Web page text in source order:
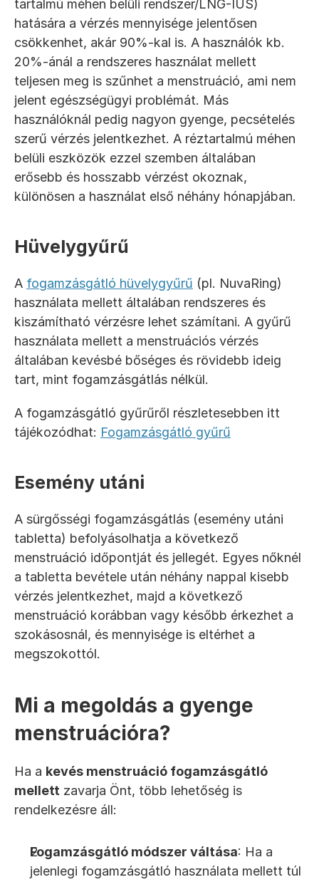
tartalmú méhen belüli rendszer/LNG-IUS)
hatására a vérzés mennyisége jelentősen
csökkenhet, akár 90%-kal is. A használók kb.
20%-ánál a rendszeres használat mellett
teljesen meg is szűnhet a menstruáció, ami nem
jelent egészségügyi problémát. Más
használóknál pedig nagyon gyenge, pecsételés
szerű vérzés jelentkezhet. A réztartalmú méhen
belüli eszközök ezzel szemben általában
erősebb és hosszabb vérzést okoznak,
különösen a használat első néhány hónapjában.
Hüvelygyűrű
A fogamzásgátló hüvelygyűrű (pl. NuvaRing)
használata mellett általában rendszeres és
kiszámítható vérzésre lehet számítani. A gyűrű
használata mellett a menstruációs vérzés
általában kevésbé bőséges és rövidebb ideig
tart, mint fogamzásgátlás nélkül.
A fogamzásgátló gyűrűről részletesebben itt
tájékozódhat: Fogamzásgátló gyűrű
Esemény utáni
A sürgősségi fogamzásgátlás (esemény utáni
tabletta) befolyásolhatja a következő
menstruáció időpontját és jellegét. Egyes nőknél
a tabletta bevétele után néhány nappal kisebb
vérzés jelentkezhet, majd a következő
menstruáció korábban vagy később érkezhet a
szokásosnál, és mennyisége is eltérhet a
megszokottól.
Mi a megoldás a gyenge
menstruációra?
Ha a kevés menstruáció fogamzásgátló
mellett zavarja Önt, több lehetőség is
rendelkezésre áll:
Fogamzásgátló módszer váltása: Ha a
jelenlegi fogamzásgátló használata mellett túl